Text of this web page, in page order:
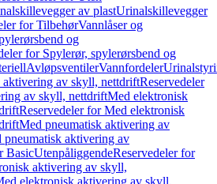
av plastUrinalskillevegger
for TilbehørVannlåser og
og
for Spylerør, spylerørsbend og
AvløpsventilerVannfordeler
av skyll, nettdriftReservedeler
av skyll, nettdriftMed elektronisk
Reservedeler for Med elektronisk
Med pneumatisk aktivering av
pneumatisk aktivering av
BasicUtenpåliggendeReservedeler for
aktivering av skyll,
elektronisk aktivering av skyll,